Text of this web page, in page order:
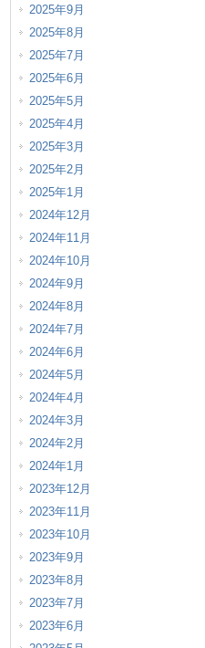
2025年9月
2025年8月
2025年7月
2025年6月
2025年5月
2025年4月
2025年3月
2025年2月
2025年1月
2024年12月
2024年11月
2024年10月
2024年9月
2024年8月
2024年7月
2024年6月
2024年5月
2024年4月
2024年3月
2024年2月
2024年1月
2023年12月
2023年11月
2023年10月
2023年9月
2023年8月
2023年7月
2023年6月